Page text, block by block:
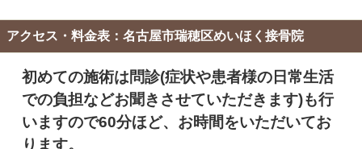
アクセス・料金表：名古屋市瑞穂区めいほく接骨院
初めての施術は問診(症状や患者様の日常生活
での負担などお聞きさせていただきます)も行
いますので60分ほど、お時間をいただいてお
ります。